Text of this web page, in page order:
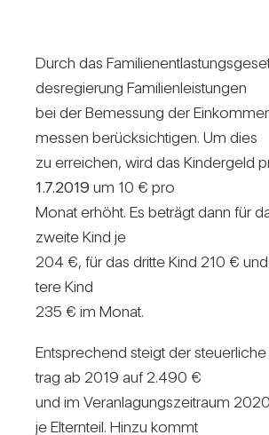
Durch das
des­re­gie­rung Fami­li­en­leis­tungen
bei der Bemes­sung der
messen berück­sich­tigen. Um dies
zu errei­chen, wird das Kin­der­geld
1.7.2019um 10 € pro
Monat erhöht. Es beträgt dann für
zweite Kind je
204 €, für das dritte Kind 210 €
tere Kind
235 € im Monat.
Ent­spre­chend steigt der
trag ab 2019 auf 2.490 €
und im Ver­an­la­gungs­zeit­raum
je Eltern­teil. Hinzu kommt